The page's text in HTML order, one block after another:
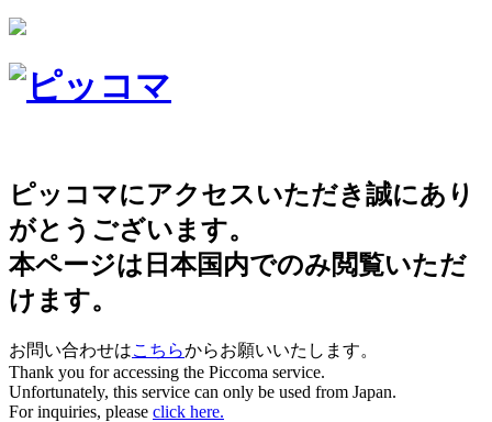
ピッコマにアクセスいただき誠にあり
がとうございます。
本ページは日本国内でのみ閲覧いただ
けます。
お問い合わせはこちらからお願いいたします。
Thank you for accessing the Piccoma service.
Unfortunately, this service can only be used from Japan.
For inquiries, please click here.